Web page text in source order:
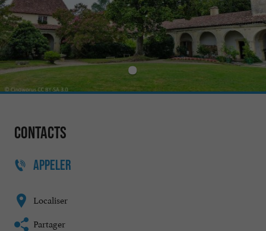
Contacts
APPELER
Localiser
Partager